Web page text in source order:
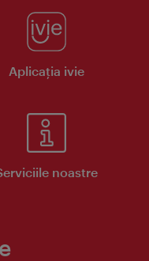
Aplicaţia ivie
noastre